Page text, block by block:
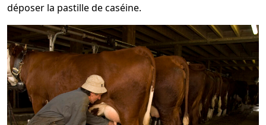
déposer la pastille de caséine.